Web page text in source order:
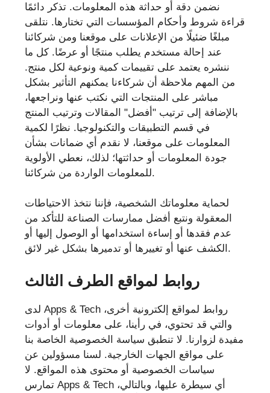
نضمن دقة أو حداثة هذه المعلومات. تذكر دائمًا
قراءة شروط وأحكام المؤسسات التي تختارها. نتلقى
مبلغًا ضئيلًا من الإعلانات على موقعنا ومن شركائنا
عند إحالة مستخدم يطلب منتجًا أو عرضًا. كل ما
ننشره يعتمد على تقييمات كمية ونوعية لكل منتج.
من المهم ملاحظة أن شركاءنا يمكنهم التأثير بشكل
مباشر على المنتجات التي نكتب عنها ونراجعها،
بالإضافة إلى ترتيب "أفضل" المقالات وترتيب المنتج
في قسم التطبيقات والتكنولوجيا. نظرًا لكمية
المعلومات على موقعنا، لا نقدم أي ضمانات بشأن
جودة المعلومات أو حداثتها؛ لذلك، نعطي الأولوية
للمعلومات الواردة من شركائنا.
لحماية معلوماتك الشخصية، فإننا نتخذ الاحتياطات
المعقولة ونتبع أفضل ممارسات الصناعة للتأكد من
عدم فقدها أو إساءة استخدامها أو الوصول إليها أو
الكشف عنها أو تغييرها أو تدميرها بشكل غير لائق.
روابط لمواقع الطرف الثالث
لدى Apps & Tech روابط لمواقع إلكترونية أخرى،
والتي قد تحتوي، في رأينا، على معلومات أو أدوات
مفيدة لزوارنا. لا تنطبق سياسة الخصوصية الخاصة بنا
على مواقع الجهات الخارجية. لسنا مسؤولين عن
سياسات الخصوصية أو محتوى هذه المواقع. لا
تمارس Apps & Tech أي سيطرة عليها، وبالتالي،